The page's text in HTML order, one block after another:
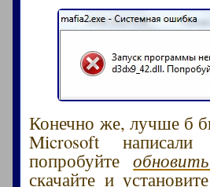
Конечно же, лучше б
Microsoft
попробуйте
скачайте и